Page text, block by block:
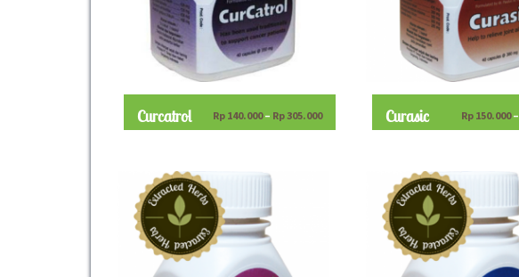
Curcatrol Rp 140.000– Rp305.000 Curasic Rp 150.000–